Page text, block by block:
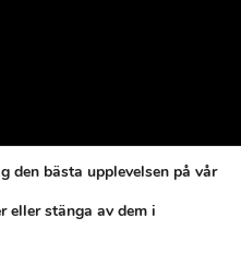
den bästa upplevelsen på vår
eller stänga av dem i